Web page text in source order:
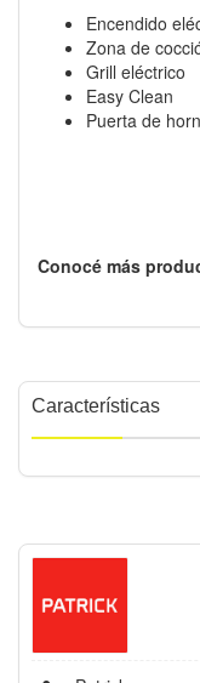
Encendido
Zona de
Grill eléctrico
Easy Clean
Puerta de
Conocé más
Características